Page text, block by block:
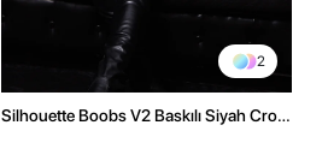
2
Silhouette Boobs V2 Baskılı Siyah Crop